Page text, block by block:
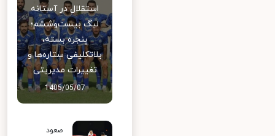
استقلال در آستانه
لیگ بیست‌وششم؛
پنجره بسته،
بلاتکلیفی ستاره‌ها و
تغییرات مدیریتی
1405/05/07
صعود